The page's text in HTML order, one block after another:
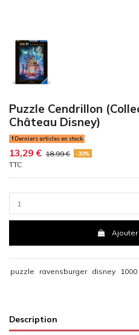
Puzzle Cendrillon
Château Disney)
Derniers articles en stock
13,29 € 18,99 € -30%
TTC
puzzle ravensburger disney
Description